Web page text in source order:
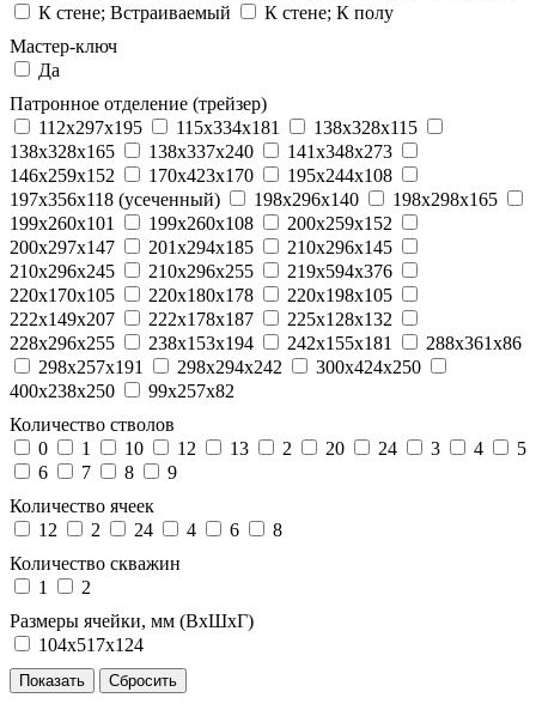
К стене; Встраиваемый
К стене; К полу
Мастер-ключ
Да
Патронное отделение (трейзер)
112x297x195
115x334x181
138x328x115
138x328x165
138x337x240
141x348x273
146x259x152
170x423x170
195x244x108
197x356x118 (усеченный)
198x296x140
198x298x165
199x260x101
199x260x108
200x259x152
200x297x147
201x294x185
210x296x145
210x296x245
210x296x255
219x594x376
220x170x105
220x180x178
220x198x105
222x149x207
222x178x187
225x128x132
228x296x255
238x153x194 242x155x181
288x361x86
298x257x191
298x294x242
300x424x250
400x238x250
99x257x82
Количество стволов
0
1 10 12 13 2 20 24 3 4
5
6
7 8
9
Количество ячеек
12
2 24 4 6
8
Количество скважин
1
2
Размеры ячейки, мм (ВхШхГ)
104х517х124